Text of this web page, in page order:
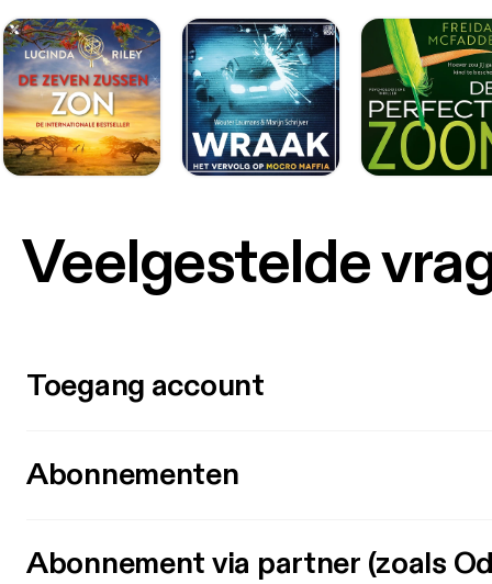
Veelgestelde
Toegang account
Abonnementen
Abonnement via partner (zoals